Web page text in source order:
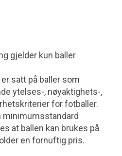
gjelder kun baller
satt på baller som
ytelses-, nøyaktighets-,
for fotballer.
minimumsstandard
at ballen kan brukes på
en fornuftig pris.